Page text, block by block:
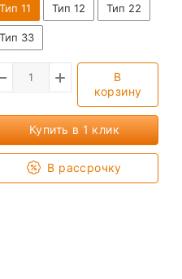
Тип 11
Тип 12 Тип 22
Тип 33
В
корзину
Купить в 1 клик
В рассрочку